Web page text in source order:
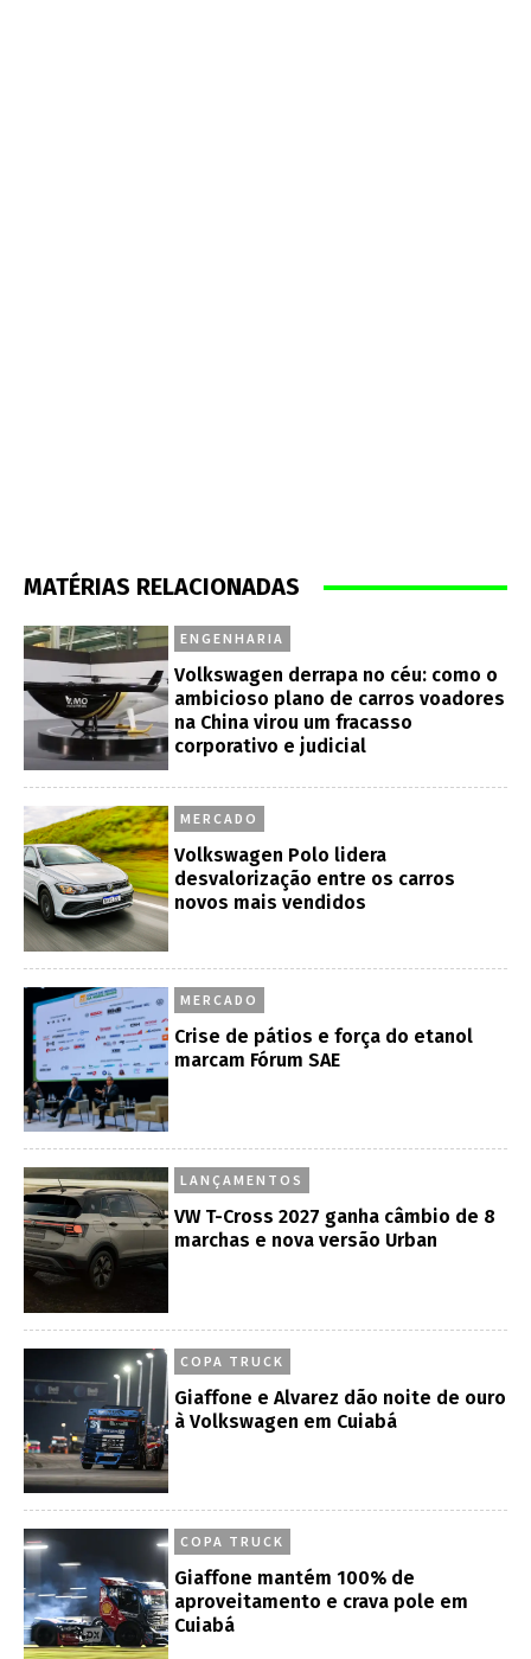
MATÉRIAS RELACIONADAS
ENGENHARIA
Volkswagen derrapa no céu: como o
ambicioso plano de carros voadores
na China virou um fracasso
corporativo e judicial
MERCADO
Volkswagen Polo lidera
desvalorização entre os carros
novos mais vendidos
MERCADO
Crise de pátios e força do etanol
marcam Fórum SAE
LANÇAMENTOS
VW T-Cross 2027 ganha câmbio de 8
marchas e nova versão Urban
COPA TRUCK
Giaffone e Alvarez dão noite de ouro
à Volkswagen em Cuiabá
COPA TRUCK
Giaffone mantém 100% de
aproveitamento e crava pole em
Cuiabá